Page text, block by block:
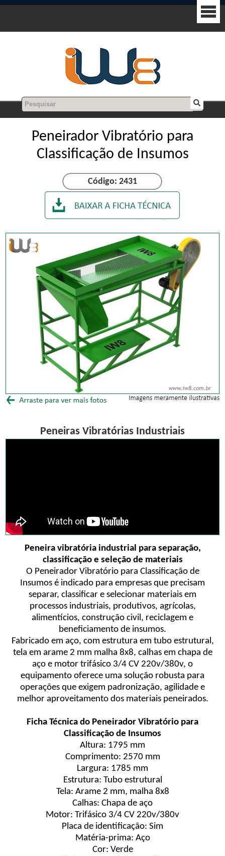
Peneirador Vibratório para
Classificação de Insumos
Código: 2431
Peneiras Vibratórias Industriais
Peneira vibratória industrial para separação,
classificação e seleção de materiais
O Peneirador Vibratório para Classificação de
Insumos é indicado para empresas que precisam
separar, classificar e selecionar materiais em
processos industriais, produtivos, agrícolas,
alimentícios, construção civil, reciclagem e
beneficiamento de insumos.
Fabricado em aço, com estrutura em tubo estrutural,
tela em arame 2 mm malha 8x8, calhas em chapa de
aço e motor trifásico 3/4 CV 220v/380v, o
equipamento oferece uma solução robusta para
operações que exigem padronização, agilidade e
melhor aproveitamento dos materiais peneirados.
Ficha Técnica do Peneirador Vibratório para
Classificação de Insumos
Altura: 1795 mm
Comprimento: 2570 mm
Largura: 1785 mm
Estrutura: Tubo estrutural
Tela: Arame 2 mm, malha 8x8
Calhas: Chapa de aço
Motor: Trifásico 3/4 CV 220v/380v
Placa de identificação: Sim
Matéria-prima: Aço
Cor: Verde